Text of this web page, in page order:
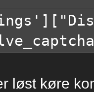
løst køre